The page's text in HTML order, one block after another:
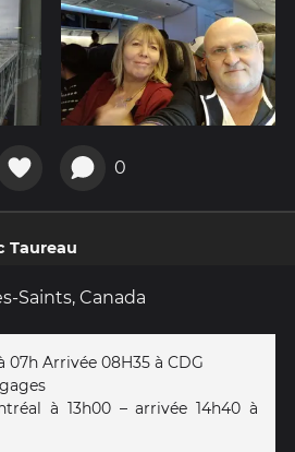
0
Taureau
Saints, Canada
07h Arrivée 08H35 à CDG
à 13h00 – arrivée 14h40 à